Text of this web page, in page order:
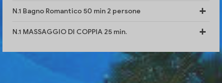
N.1 Bagno Romantico 50 min 2 persone
N.1 MASSAGGIO DI COPPIA 25 min.